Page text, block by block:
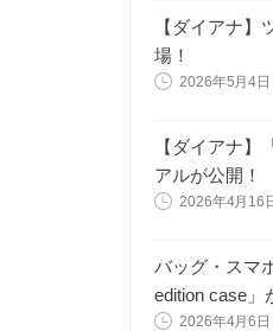
【ダイアナ
場！
2026年5月4
【ダイアナ
アルが公開！
2026年4月16
バッグ・スマ
edition case」
2026年4月6